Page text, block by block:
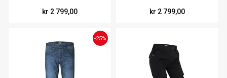
kr 2 799,00
kr 2 799,00
-25%